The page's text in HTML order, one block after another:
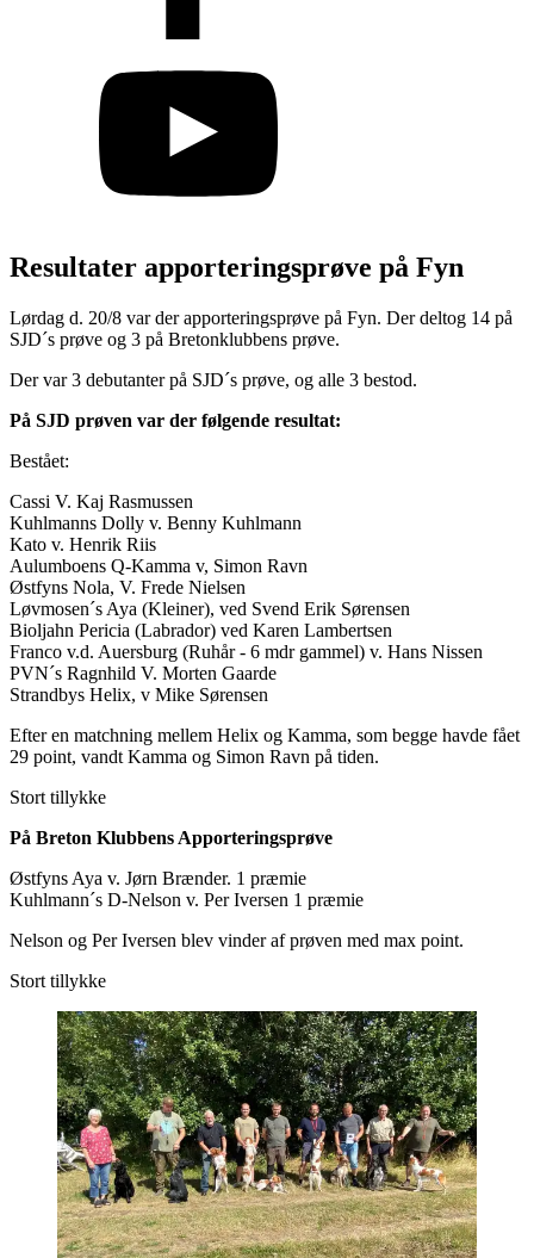
Resultater apporteringsprøve på Fyn
Lørdag d. 20/8 var der apporteringsprøve på Fyn. Der deltog 14 på
SJD´s prøve og 3 på Bretonklubbens prøve.
Der var 3 debutanter på SJD´s prøve, og alle 3 bestod.
På SJD prøven var der følgende resultat:
Bestået:
Cassi V. Kaj Rasmussen
Kuhlmanns Dolly v. Benny Kuhlmann
Kato v. Henrik Riis
Aulumboens Q-Kamma v, Simon Ravn
Østfyns Nola, V. Frede Nielsen
Løvmosen´s Aya (Kleiner), ved Svend Erik Sørensen
Bioljahn Pericia (Labrador) ved Karen Lambertsen
Franco v.d. Auersburg (Ruhår - 6 mdr gammel) v. Hans Nissen
PVN´s Ragnhild V. Morten Gaarde
Strandbys Helix, v Mike Sørensen
Efter en matchning mellem Helix og Kamma, som begge havde fået
29 point, vandt Kamma og Simon Ravn på tiden.
Stort tillykke
På Breton Klubbens Apporteringsprøve
Østfyns Aya v. Jørn Brænder. 1 præmie
Kuhlmann´s D-Nelson v. Per Iversen 1 præmie
Nelson og Per Iversen blev vinder af prøven med max point.
Stort tillykke